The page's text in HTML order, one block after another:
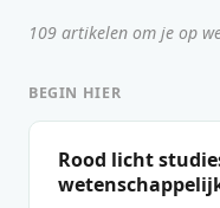
109 artikelen om je op
BEGIN HIER
Rood licht